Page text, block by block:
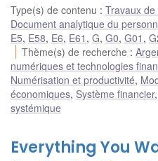
Type(s) de contenu : Travaux
Document analytique du
E5, E58, E6, E61 , G, G0, G01 ,
Thème(s) de recherche :
numériques et technologies
Numérisation et productivité,
économiques, Système financier,
systémique
Everything You